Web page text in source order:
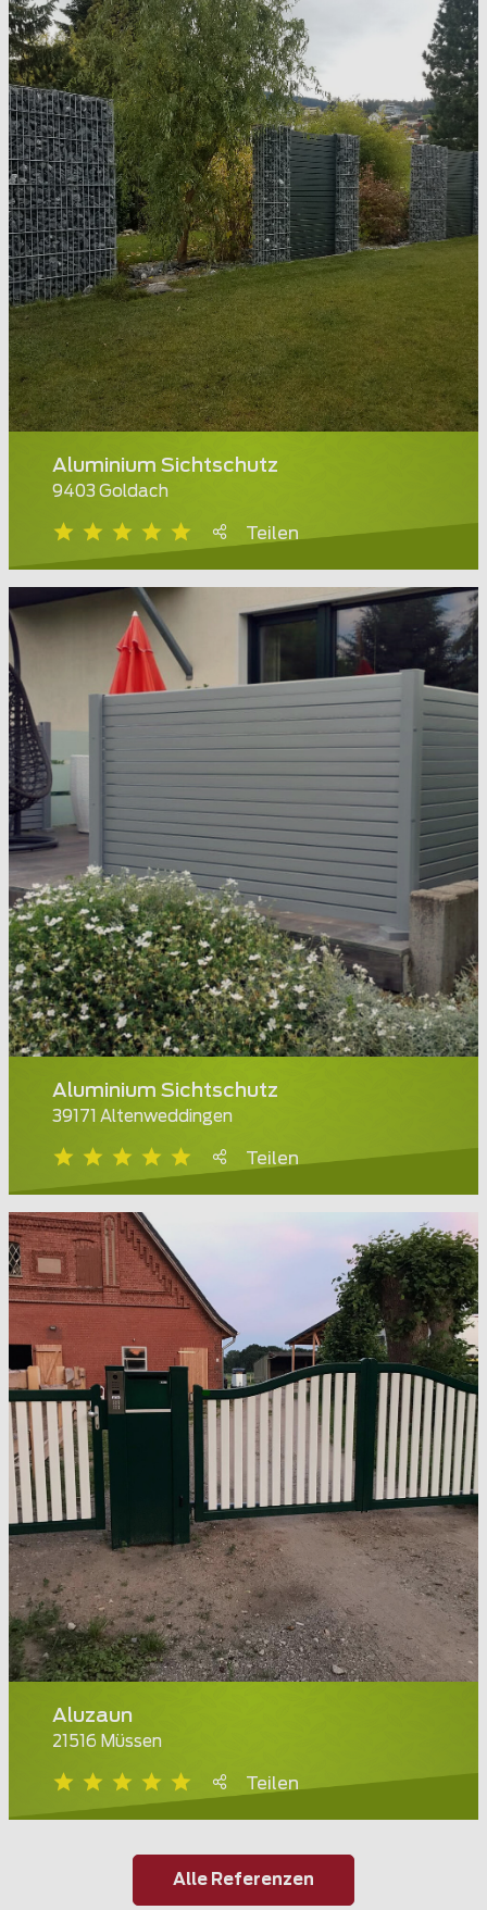
Aluminium Sichtschutz
9403 Goldach
Teilen
Aluminium Sichtschutz
39171 Altenweddingen
Teilen
Aluzaun
21516 Müssen
Teilen
Alle Referenzen